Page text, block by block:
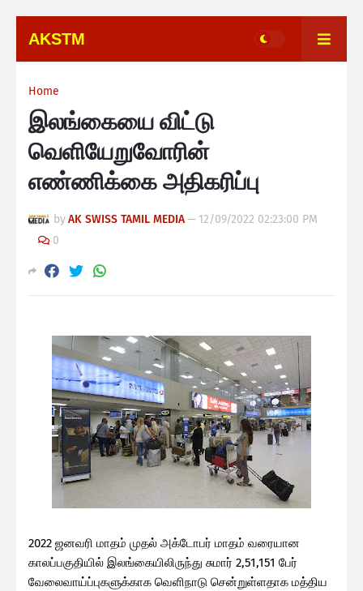
AKSTM
Home
இலங்கையை விட்டு
வெளியேறுவோரின்
எண்ணிக்கை அதிகரிப்பு
byAK SWISS TAMIL MEDIA— 12/09/2022 02:23:00 PM
0
2022 ஜனவரி மாதம் முதல் அக்டோபர் மாதம் வரையான
காலப்பகுதியில் இலங்கையிலிருந்து சுமார் 2,51,151 பேர்
வேலைவாய்ப்புகளுக்காக வெளிநாடு சென்றுள்ளதாக மத்திய